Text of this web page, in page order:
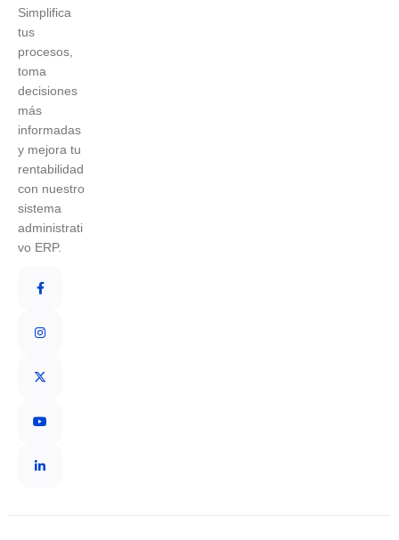
Simplifica
tus
procesos,
toma
decisiones
más
informadas
y mejora tu
rentabilidad
con nuestro
sistema
administrati
vo ERP.